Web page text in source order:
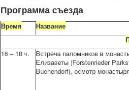
Программа съезда
Время Название
16 – 18 ч.
Встреча паломников в
Елизаветы (Forstenrieder
Buchendorf), осмотр